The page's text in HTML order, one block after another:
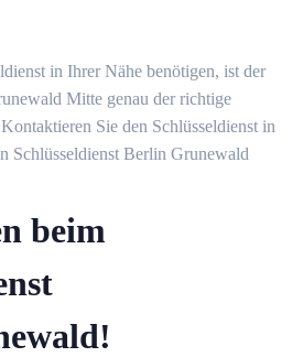
in Ihrer Nähe benötigen, ist der
Mitte genau der richtige
Sie den Schlüsseldienst in
Schlüsseldienst Berlin Grunewald
beim